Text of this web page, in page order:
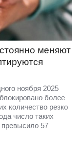
меняют
ноября 2025
более
количество резко
число таких
превысило 57